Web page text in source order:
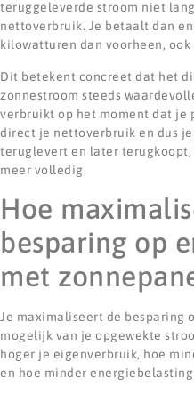
teruggeleverde stroom niet
nettoverbruik. Je betaalt dan
kilowatturen dan voorheen, ook
Dit betekent concreet dat het
zonnestroom steeds
verbruikt op het moment dat je
direct je nettoverbruik en dus
teruglevert en later
meer volledig.
Hoe
besparing op
met
Je maximaliseert de besparing
mogelijk van je opgewekte
hoger je eigenverbruik, hoe
en hoe minder